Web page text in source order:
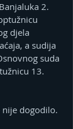
2.
djela
a sudija
suda
13.
nije dogodilo.